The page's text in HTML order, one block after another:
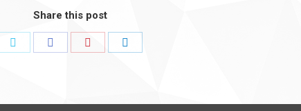
Share this post